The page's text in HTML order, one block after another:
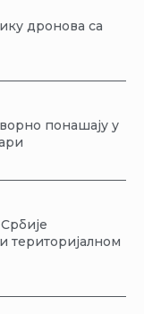
дронова са
понашају у
територијалном